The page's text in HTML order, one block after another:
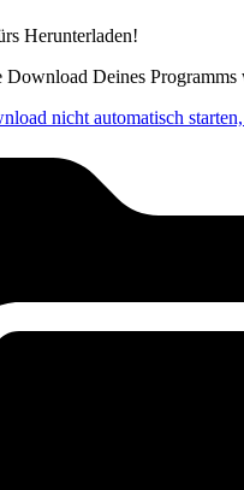
Herunterladen!
Download Deines
nicht automatisch